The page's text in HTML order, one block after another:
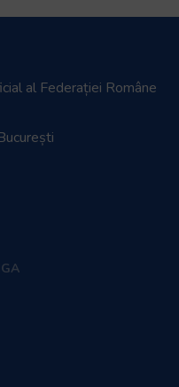
al Federației Române